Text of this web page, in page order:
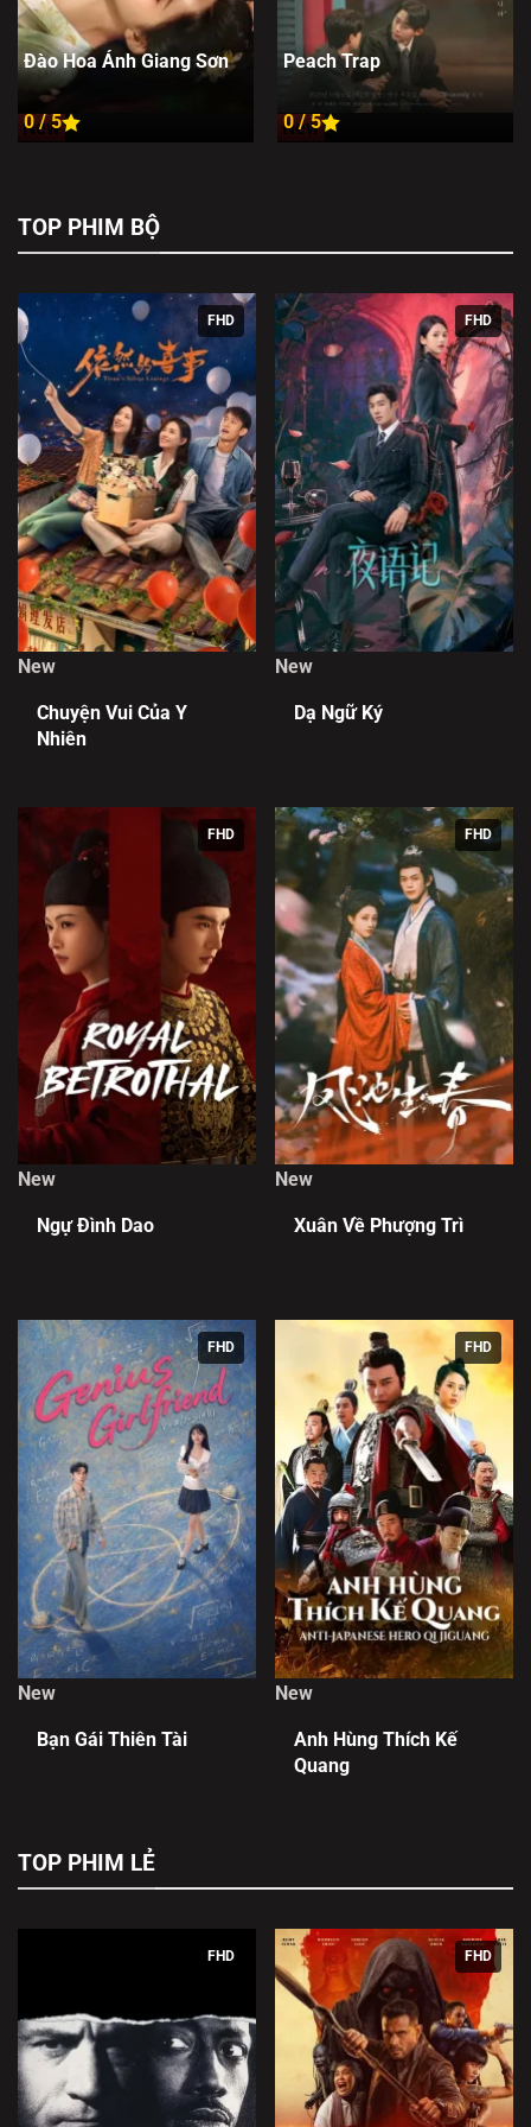
New
Đào Hoa Ánh Giang Sơn
0 / 5 New
Peach Trap
0 / 5
TOP PHIM BỘ
FHD
New
Chuyện Vui Của Y
Nhiên
FHD
New
Dạ Ngữ Ký
FHD
New
Ngự Đình Dao
FHD
New
Xuân Về Phượng Trì
FHD
New
Bạn Gái Thiên Tài
FHD
New
Anh Hùng Thích Kế
Quang
TOP PHIM LẺ
FHD FHD